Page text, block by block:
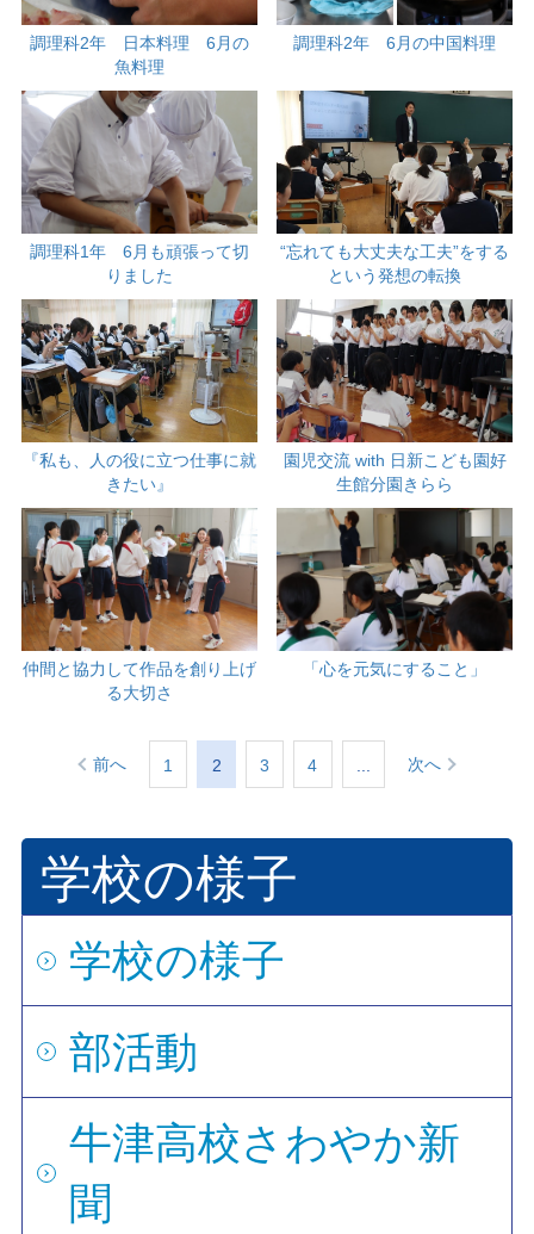
調理科2年 日本料理 6月の
魚料理
調理科2年 6月の中国料理
調理科1年 6月も頑張って切
りました
“忘れても大丈夫な工夫”をする
という発想の転換
『私も、人の役に立つ仕事に就
きたい』
園児交流 with 日新こども園好
生館分園きらら
仲間と協力して作品を創り上げ
る大切さ
「心を元気にすること」
前へ 1 2 3 4 次へ
学校の様子
学校の様子
部活動
牛津高校さわやか新
聞